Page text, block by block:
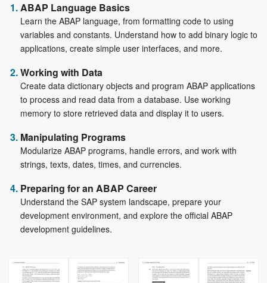
ABAP Language Basics
Learn the ABAP language, from formatting code to using
variables and constants. Understand how to add binary logic to
applications, create simple user interfaces, and more.
Working with Data
Create data dictionary objects and program ABAP applications
to process and read data from a database. Use working
memory to store retrieved data and display it to users.
Manipulating Programs
Modularize ABAP programs, handle errors, and work with
strings, texts, dates, times, and currencies.
Preparing for an ABAP Career
Understand the SAP system landscape, prepare your
development environment, and explore the official ABAP
development guidelines.